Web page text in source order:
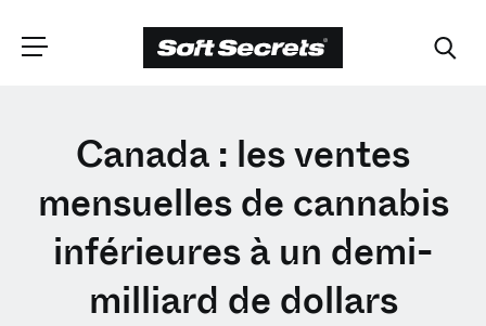
CHOISISSEZ VOTRE
EMPLACEMENT
Dutch
Canada : les ventes
mensuelles de cannabis
inférieures à un demi-
milliard de dollars